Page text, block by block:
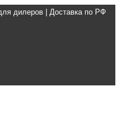
дилеров | Доставка по РФ